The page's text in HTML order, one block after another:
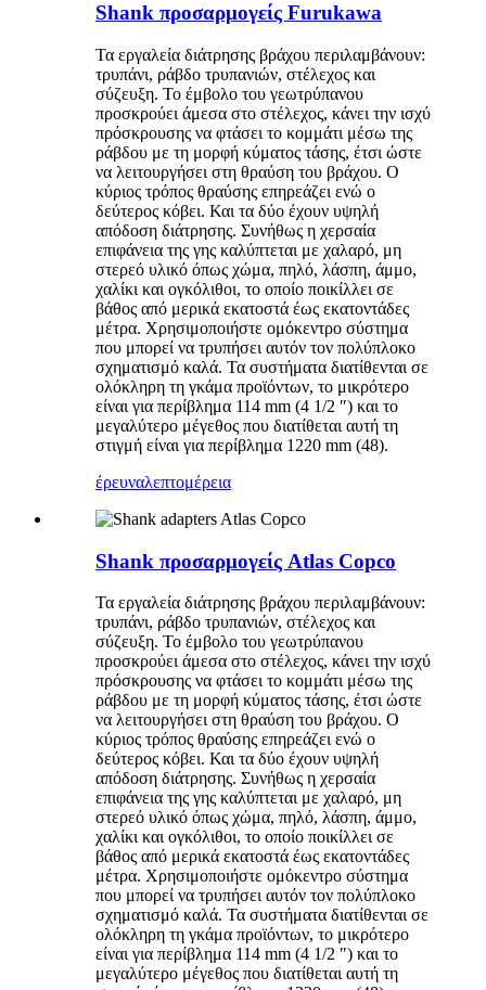
Shank προσαρμογείς Furukawa
Τα εργαλεία διάτρησης βράχου περιλαμβάνουν:
τρυπάνι, ράβδο τρυπανιών, στέλεχος και
σύζευξη. Το έμβολο του γεωτρύπανου
προσκρούει άμεσα στο στέλεχος, κάνει την ισχύ
πρόσκρουσης να φτάσει το κομμάτι μέσω της
ράβδου με τη μορφή κύματος τάσης, έτσι ώστε
να λειτουργήσει στη θραύση του βράχου. Ο
κύριος τρόπος θραύσης επηρεάζει ενώ ο
δεύτερος κόβει. Και τα δύο έχουν υψηλή
απόδοση διάτρησης. Συνήθως η χερσαία
επιφάνεια της γης καλύπτεται με χαλαρό, μη
στερεό υλικό όπως χώμα, πηλό, λάσπη, άμμο,
χαλίκι και ογκόλιθοι, το οποίο ποικίλλει σε
βάθος από μερικά εκατοστά έως εκατοντάδες
μέτρα. Χρησιμοποιήστε ομόκεντρο σύστημα
που μπορεί να τρυπήσει αυτόν τον πολύπλοκο
σχηματισμό καλά. Τα συστήματα διατίθενται σε
ολόκληρη τη γκάμα προϊόντων, το μικρότερο
είναι για περίβλημα 114 mm (4 1/2 ″) και το
μεγαλύτερο μέγεθος που διατίθεται αυτή τη
στιγμή είναι για περίβλημα 1220 mm (48).
έρευναλεπτομέρεια
Shank προσαρμογείς Atlas Copco
Τα εργαλεία διάτρησης βράχου περιλαμβάνουν:
τρυπάνι, ράβδο τρυπανιών, στέλεχος και
σύζευξη. Το έμβολο του γεωτρύπανου
προσκρούει άμεσα στο στέλεχος, κάνει την ισχύ
πρόσκρουσης να φτάσει το κομμάτι μέσω της
ράβδου με τη μορφή κύματος τάσης, έτσι ώστε
να λειτουργήσει στη θραύση του βράχου. Ο
κύριος τρόπος θραύσης επηρεάζει ενώ ο
δεύτερος κόβει. Και τα δύο έχουν υψηλή
απόδοση διάτρησης. Συνήθως η χερσαία
επιφάνεια της γης καλύπτεται με χαλαρό, μη
στερεό υλικό όπως χώμα, πηλό, λάσπη, άμμο,
χαλίκι και ογκόλιθοι, το οποίο ποικίλλει σε
βάθος από μερικά εκατοστά έως εκατοντάδες
μέτρα. Χρησιμοποιήστε ομόκεντρο σύστημα
που μπορεί να τρυπήσει αυτόν τον πολύπλοκο
σχηματισμό καλά. Τα συστήματα διατίθενται σε
ολόκληρη τη γκάμα προϊόντων, το μικρότερο
είναι για περίβλημα 114 mm (4 1/2 ″) και το
μεγαλύτερο μέγεθος που διατίθεται αυτή τη